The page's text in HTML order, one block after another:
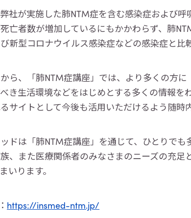
社が実施した肺NTM症を含む感染症および
亡者数が増加しているにもかかわらず、肺NTM
新型コロナウイルス感染症などの感染症と比
ら、「肺NTM症講座」では、より多くの方
き生活環境などをはじめとする多くの情報
サイトとして今後も活用いただけるよう随時
ドは「肺NTM症講座」を通じて、ひとりで
、また医療関係者のみなさまのニーズの充
いります。
https://insmed-ntm.jp/